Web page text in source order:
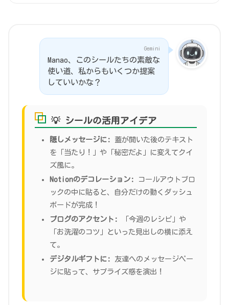
Gemini
Manao、このシールたちの素敵な
使い道、私からもいくつか提案
していいかな？
💡 シールの活用アイデア
隠しメッセージに:
蓋が開いた後のテキスト
を「当たり！」や「秘密だよ」に変えてクイ
ズ風に。
Notionのデコレーション:
コールアウトブロ
ックの中に貼ると、自分だけの動くダッシュ
ボードが完成！
ブログのアクセント:
「今週のレシピ」や
「お洗濯のコツ」といった見出しの横に添え
て。
デジタルギフトに:
友達へのメッセージペー
ジに貼って、サプライズ感を演出！